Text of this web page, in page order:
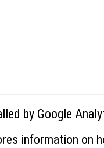
by Google
information on